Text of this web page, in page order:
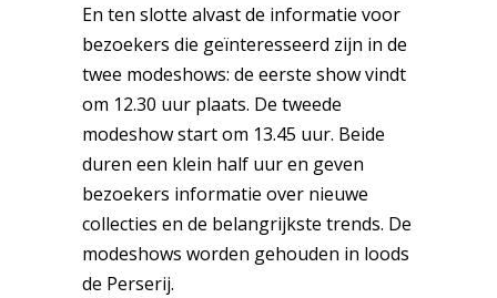
En ten slotte alvast de informatie voor
bezoekers die geïnteresseerd zijn in de
twee modeshows: de eerste show vindt
om 12.30 uur plaats. De tweede
modeshow start om 13.45 uur. Beide
duren een klein half uur en geven
bezoekers informatie over nieuwe
collecties en de belangrijkste trends. De
modeshows worden gehouden in loods
de Perserij.